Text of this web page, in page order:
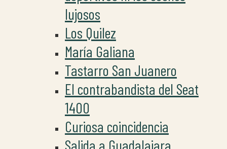
lujosos
Los Quilez
María Galiana
Tastarro San Juanero
El contrabandista del Seat
1400
Curiosa coincidencia
Salida a Guadalajara